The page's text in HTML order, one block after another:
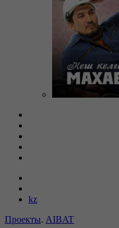
kz
Проекты. AIBAT